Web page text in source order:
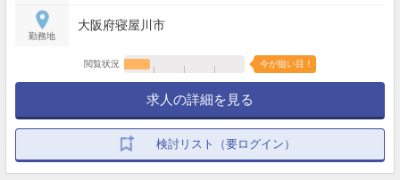
勤務地
大阪府寝屋川市
閲覧状況 今が狙い目！
求人の詳細を見る
検討リスト（要ログイン）